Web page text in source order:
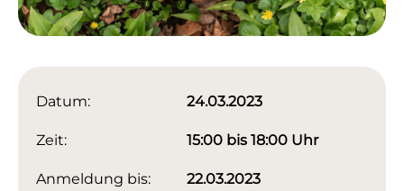
Datum: 24.03.2023
Zeit: 15:00 bis 18:00 Uhr
Anmeldung bis: 22.03.2023